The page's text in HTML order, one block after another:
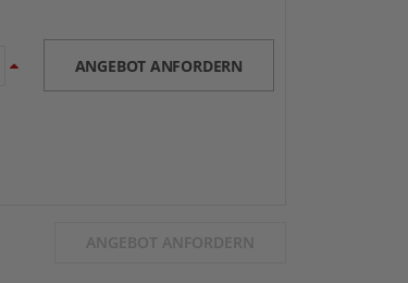
ANGEBOT ANFORDERN
ANGEBOT ANFORDERN